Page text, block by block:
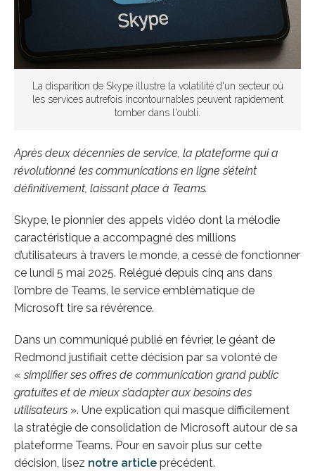
La disparition de Skype illustre la volatilité d'un secteur où
les services autrefois incontournables peuvent rapidement
tomber dans l'oubli.
Après deux décennies de service, la plateforme qui a
révolutionné les communications en ligne s’éteint
définitivement, laissant place à Teams.
Skype, le pionnier des appels vidéo dont la mélodie
caractéristique a accompagné des millions
d’utilisateurs à travers le monde, a cessé de fonctionner
ce lundi 5 mai 2025. Relégué depuis cinq ans dans
l’ombre de Teams, le service emblématique de
Microsoft tire sa révérence.
Dans un communiqué publié en février, le géant de
Redmond justifiait cette décision par sa volonté de
« simplifier ses offres de communication grand public
gratuites et de mieux s’adapter aux besoins des
utilisateurs ». Une explication qui masque difficilement
la stratégie de consolidation de Microsoft autour de sa
plateforme Teams. Pour en savoir plus sur cette
décision, lisez notre article précédent.